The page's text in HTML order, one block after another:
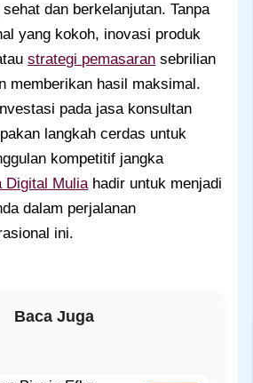
dan berkelanjutan. Tanpa
yang kokoh, inovasi produk
strategi pemasaran sebrilian
memberikan hasil maksimal.
pada jasa konsultan
langkah cerdas untuk
kompetitif jangka
Digital Muliahadir untuk menjadi
dalam perjalanan
ini.
Baca Juga